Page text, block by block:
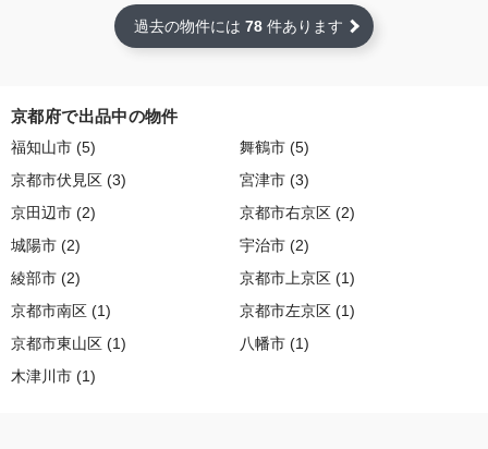
過去の物件には 78 件あります
京都府で出品中の物件
福知山市 (5) 舞鶴市 (5)
京都市伏見区 (3) 宮津市 (3)
京田辺市 (2) 京都市右京区 (2)
城陽市 (2) 宇治市 (2)
綾部市 (2) 京都市上京区 (1)
京都市南区 (1) 京都市左京区 (1)
京都市東山区 (1) 八幡市 (1)
木津川市 (1)